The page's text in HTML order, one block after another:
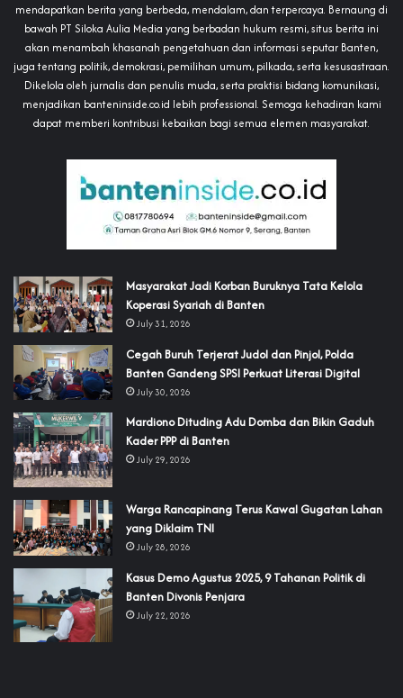
mendapatkan berita yang berbeda, mendalam, dan terpercaya. Bernaung di
bawah PT Siloka Aulia Media yang berbadan hukum resmi, situs berita ini
akan menambah khasanah pengetahuan dan informasi seputar Banten,
juga tentang politik, demokrasi, pemilihan umum, pilkada, serta kesusastraan.
Dikelola oleh jurnalis dan penulis muda, serta praktisi bidang komunikasi,
menjadikan banteninside.co.id lebih professional. Semoga kehadiran kami
dapat memberi kontribusi kebaikan bagi semua elemen masyarakat.
‎Masyarakat Jadi Korban Buruknya Tata Kelola
Koperasi Syariah di Banten
July 31, 2026
Cegah Buruh Terjerat Judol dan Pinjol, Polda
Banten Gandeng SPSI Perkuat Literasi Digital
July 30, 2026
‎Mardiono Dituding Adu Domba dan Bikin Gaduh
Kader PPP di Banten
July 29, 2026
‎Warga Rancapinang Terus Kawal Gugatan Lahan
yang Diklaim TNI‎‎
July 28, 2026
‎Kasus Demo Agustus 2025, 9 Tahanan Politik di
Banten Divonis Penjara
July 22, 2026